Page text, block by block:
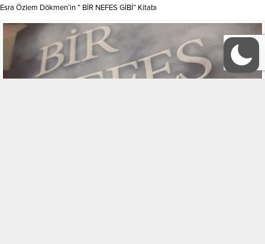
Esra Özlem Dökmen’in ” BİR NEFES GİBİ” Kitabı